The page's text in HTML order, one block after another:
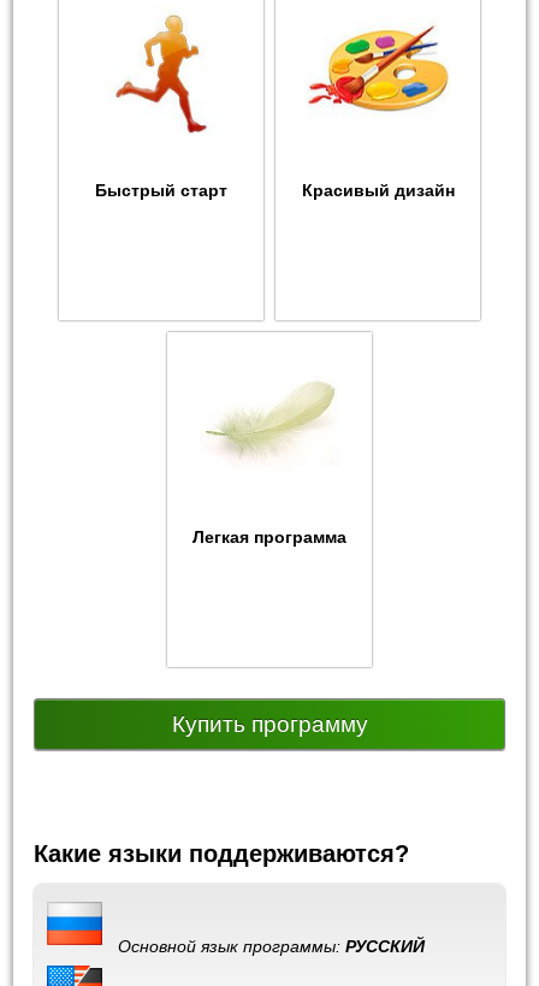
Быстрый старт Красивый дизайн
Легкая программа
Купить программу
Какие языки поддерживаются?
Основной язык программы:РУССКИЙ